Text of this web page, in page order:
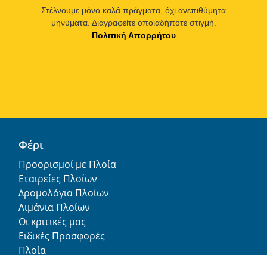
Στέλνουμε μόνο καλά πράγματα, όχι ανεπιθύμητα
μηνύματα. Διαγραφείτε οποιαδήποτε στιγμή.
Πολιτική Απορρήτου
Φέρι
Προορισμοί με Πλοία
Εταιρείες Πλοίων
Δρομολόγια Πλοίων
Λιμάνια Πλοίων
Οι κριτικές μας
Ειδικές Προσφορές
Πλοία